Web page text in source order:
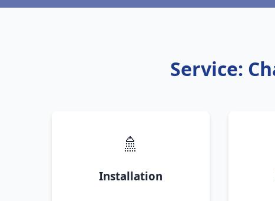
Service:
🚿
Installation